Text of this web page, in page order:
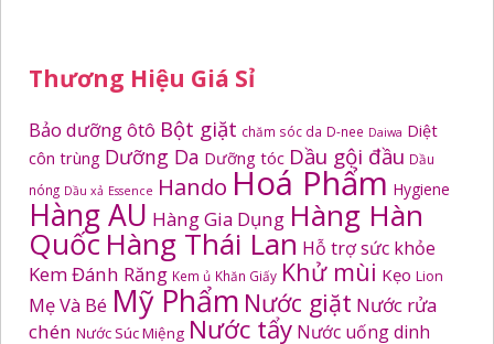
Thương Hiệu Giá Sỉ
Bảo dưỡng ôtô Bột giặt chăm sóc da D-nee Daiwa Diệt
côn trùng Dưỡng Da Dưỡng tóc Dầu gội đầu Dầu
nóng Dầu xả Essence Hando Hoá Phẩm Hygiene
Hàng AU Hàng Gia Dụng Hàng Hàn
Quốc Hàng Thái Lan Hỗ trợ sức khỏe
Kem Đánh Răng Kem ủ Khăn Giấy Khử mùi Kẹo Lion
Mẹ Và Bé Mỹ Phẩm Nước giặt Nước rửa
chén Nước Súc Miệng Nước tẩy Nước uống dinh